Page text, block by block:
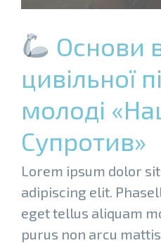
Основи
цивільної
молоді
Супротив»
Lorem ipsum dolor
adipiscing elit.
eget tellus aliquam
purus non arcu